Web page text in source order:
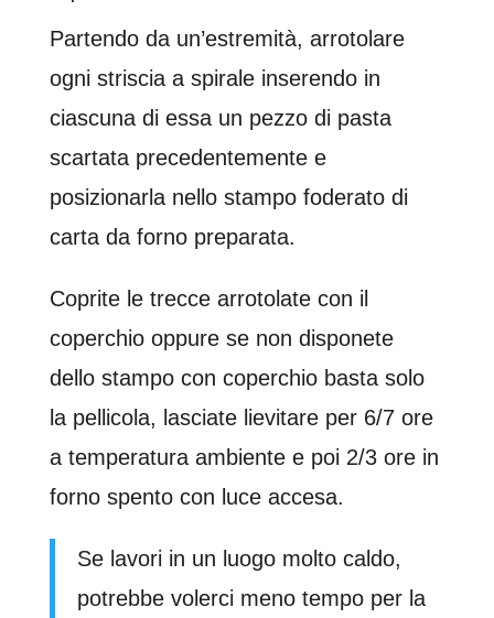
Partendo da un’estremità, arrotolare
ogni striscia a spirale inserendo in
ciascuna di essa un pezzo di pasta
scartata precedentemente e
posizionarla nello stampo foderato di
carta da forno preparata.
Coprite le trecce arrotolate con il
coperchio oppure se non disponete
dello stampo con coperchio basta solo
la pellicola, lasciate lievitare per 6/7 ore
a temperatura ambiente e poi 2/3 ore in
forno spento con luce accesa.
Se lavori in un luogo molto caldo,
potrebbe volerci meno tempo per la